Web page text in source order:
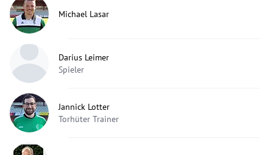
Michael Lasar
Darius Leimer
Spieler
Jannick Lotter
Torhüter Trainer